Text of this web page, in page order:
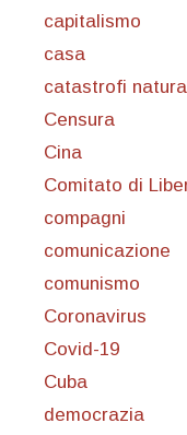
capitalismo
casa
catastrofi
Censura
Cina
Comitato di
compagni
comunicazione
comunismo
Coronavirus
Covid-19
Cuba
democrazia